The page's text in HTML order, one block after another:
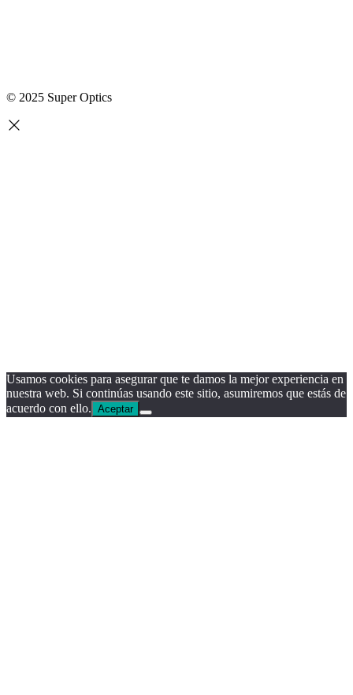
© 2025 Super Optics
Usamos cookies para asegurar que te damos la mejor experiencia en
nuestra web. Si continúas usando este sitio, asumiremos que estás de
acuerdo con ello. Aceptar